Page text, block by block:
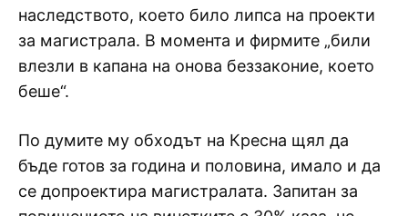
наследството, което било липса на проекти
за магистрала. В момента и фирмите „били
влезли в капана на онова беззаконие, което
беше“.
По думите му обходът на Кресна щял да
бъде готов за година и половина, имало и да
се допроектира магистралата. Запитан за